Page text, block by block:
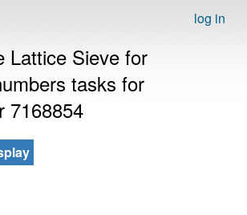
log in
Lattice Sieve for
tasks for
7168854